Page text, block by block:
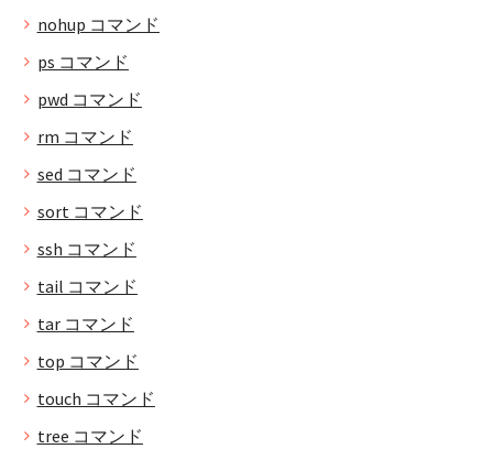
nohup コマンド
ps コマンド
pwd コマンド
rm コマンド
sed コマンド
sort コマンド
ssh コマンド
tail コマンド
tar コマンド
top コマンド
touch コマンド
tree コマンド